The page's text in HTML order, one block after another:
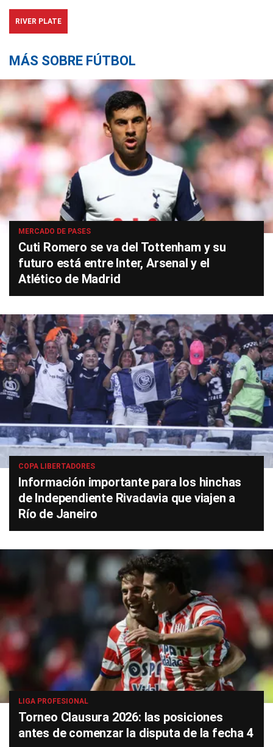
RIVER PLATE
MÁS SOBRE FÚTBOL
MERCADO DE PASES
Cuti Romero se va del Tottenham y su
futuro está entre Inter, Arsenal y el
Atlético de Madrid
COPA LIBERTADORES
Información importante para los hinchas
de Independiente Rivadavia que viajen a
Río de Janeiro
LIGA PROFESIONAL
Torneo Clausura 2026: las posiciones
antes de comenzar la disputa de la fecha 4